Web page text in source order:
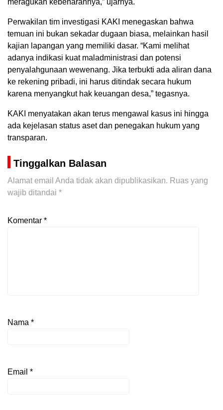
meragukan kebenarannya,” ujarnya.
Perwakilan tim investigasi KAKI menegaskan bahwa
temuan ini bukan sekadar dugaan biasa, melainkan hasil
kajian lapangan yang memiliki dasar. “Kami melihat
adanya indikasi kuat maladministrasi dan potensi
penyalahgunaan wewenang. Jika terbukti ada aliran dana
ke rekening pribadi, ini harus ditindak secara hukum
karena menyangkut hak keuangan desa,” tegasnya.
KAKI menyatakan akan terus mengawal kasus ini hingga
ada kejelasan status aset dan penegakan hukum yang
transparan.
Tinggalkan Balasan
Alamat email Anda tidak akan dipublikasikan. Ruas yang
wajib ditandai *
Komentar *
Nama *
Email *